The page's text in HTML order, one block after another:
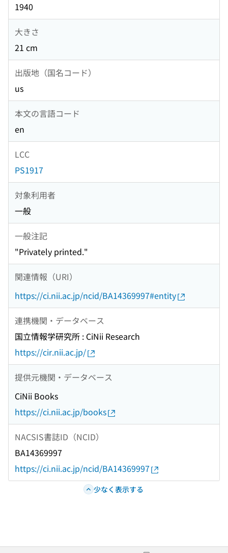
1940
大きさ
21 cm
出版地（国名コード）
us
本文の言語コード
en
LCC
PS1917
対象利用者
一般
一般注記
"Privately printed."
関連情報（URI）
https://ci.nii.ac.jp/ncid/BA14369997#entity
連携機関・データベース
国立情報学研究所 : CiNii Research
https://cir.nii.ac.jp/
提供元機関・データベース
CiNii Books
https://ci.nii.ac.jp/books
NACSIS書誌ID（NCID）
BA14369997
https://ci.nii.ac.jp/ncid/BA14369997
少なく表示する